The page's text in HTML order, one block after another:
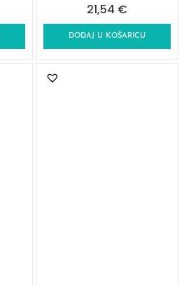
21,54 €
DODAJ U KOŠARICU